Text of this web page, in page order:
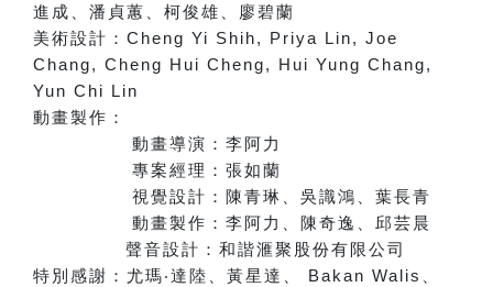
進成、潘貞蕙、柯俊雄、廖碧蘭
美術設計： Cheng Yi Shih, Priya Lin, Joe
Chang, Cheng Hui Cheng, Hui Yung Chang,
Yun Chi Lin
動畫製作：
動畫導演：李阿力
專案經理：張如蘭
視覺設計：陳青琳、吳識鴻、葉長青
動畫製作：李阿力、陳奇逸、邱芸晨
聲音設計：和諧滙聚股份有限公司
特別感謝： 尤瑪‧達陸、黃星達 、 Bakan Walis 、